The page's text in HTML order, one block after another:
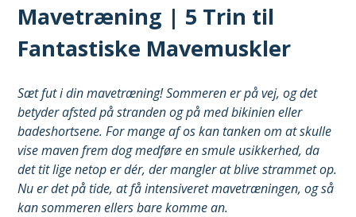
Mavetræning | 5 Trin til
Fantastiske Mavemuskler
Sæt fut i din mavetræning! Sommeren er på vej, og det
betyder afsted på stranden og på med bikinien eller
badeshortsene. For mange af os kan tanken om at skulle
vise maven frem dog medføre en smule usikkerhed, da
det tit lige netop er dér, der mangler at blive strammet op.
Nu er det på tide, at få intensiveret mavetræningen, og så
kan sommeren ellers bare komme an.